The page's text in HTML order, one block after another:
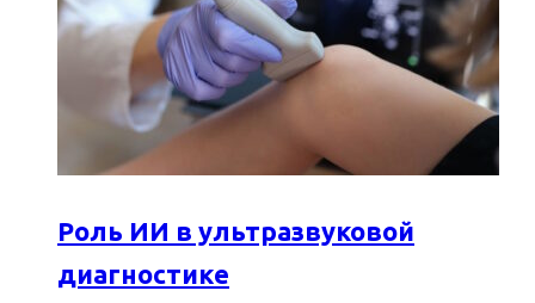
Роль ИИ в ультразвуковой
диагностике